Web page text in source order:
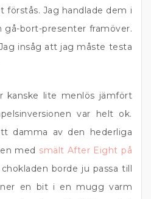
förstås. Jag handlade dem i
gå-bort-presenter framöver.
insåg att jag måste testa
kanske lite menlös jämfört
var helt ok.
damma av den hederliga
med smält After Eight på
borde ju passa till
en bit i en mugg varm